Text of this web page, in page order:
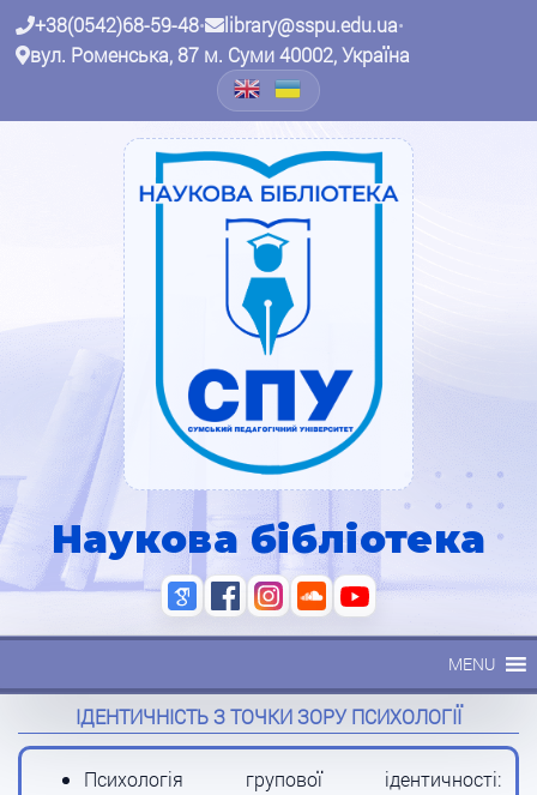
+38(0542)68-59-48• library@sspu.edu.ua•
вул. Роменська, 87 м. Суми 40002, Україна
Наукова бібліотека
MENU
ІДЕНТИЧНІСТЬ З ТОЧКИ ЗОРУ ПСИХОЛОГІЇ
Психологія групової ідентичності: